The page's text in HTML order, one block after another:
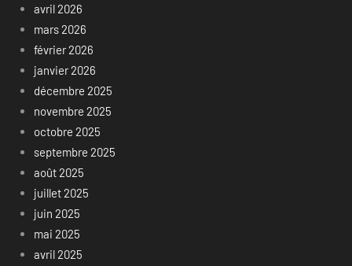
avril 2026
mars 2026
février 2026
janvier 2026
décembre 2025
novembre 2025
octobre 2025
septembre 2025
août 2025
juillet 2025
juin 2025
mai 2025
avril 2025